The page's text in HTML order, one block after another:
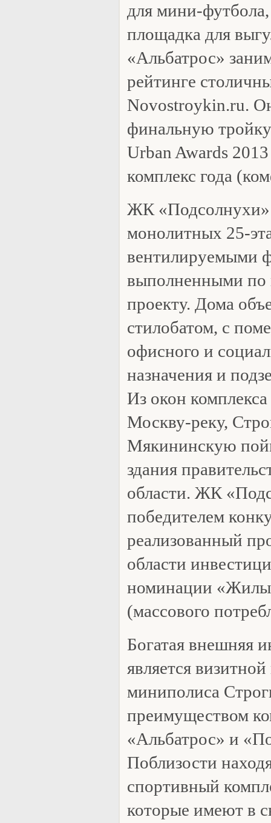
для мини-
площадка для
«Альбатрос»
рейтинге
Novostroykin.ru.
финальную
Urban Awards
комплекс года
ЖК «Подсолнухи»
монолитных 25-
вентилируемыми
выполненными по
проекту. Дома
стилобатом, с
офисного и
назначения и
Из окон
Москву-реку,
Мякининскую
здания
области. ЖК
победителем
реализованный
области
номинации
(массового
Богатая внешняя
является
миниполиса
преимуществом
«Альбатрос» и
Поблизости
спортивный
которые имеют в